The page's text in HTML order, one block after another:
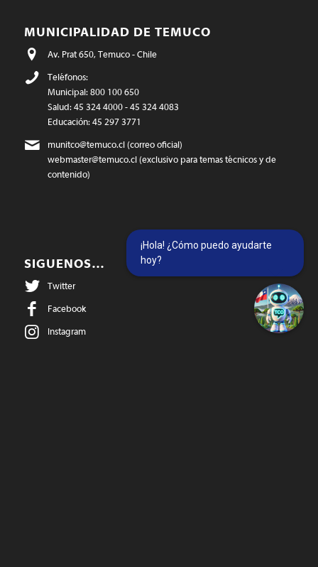
MUNICIPALIDAD DE TEMUCO
Av. Prat 650, Temuco - Chile
Teléfonos:
Municipal: 800 100 650
Salud: 45 324 4000 - 45 324 4083
Educación: 45 297 3771
munitco@temuco.cl(correo oficial)
webmaster@temuco.cl(exclusivo para temas técnicos y de
contenido)
SIGUENOS…
Twitter
Facebook
Instagram
¡Hola! ¿Cómo puedo ayudarte
hoy?